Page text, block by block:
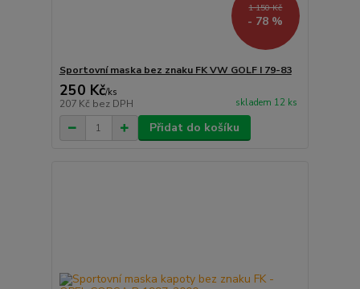
1 150 Kč
- 78 %
Sportovní maska bez znaku FK VW GOLF I 79-83
250 Kč/ks
207 Kč bez DPH skladem 12 ks
Přidat do košíku